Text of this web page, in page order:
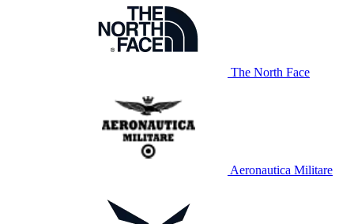
The North Face
Aeronautica Militare